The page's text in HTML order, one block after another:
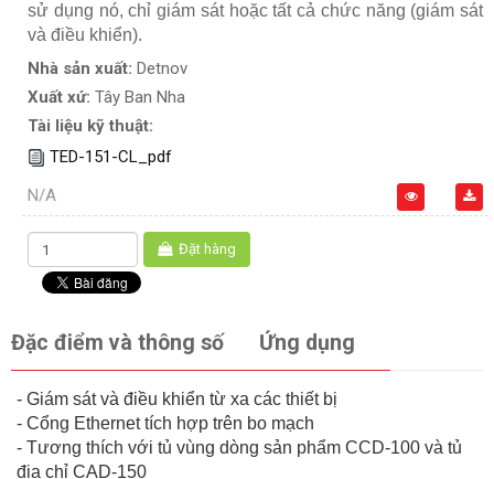
sử dụng nó, chỉ giám sát hoặc tất cả chức năng (giám sát
và điều khiển).
Nhà sản xuất: Detnov
Xuất xứ: Tây Ban Nha
Tài liệu kỹ thuật:
TED-151-CL_pdf
N/A
Đặt hàng
Đặc điểm và thông số Ứng dụng
- Giám sát và điều khiển từ xa các thiết bị
- Cổng Ethernet tích hợp trên bo mạch
- Tương thích với tủ vùng dòng sản phẩm CCD-100 và tủ
địa chỉ CAD-150